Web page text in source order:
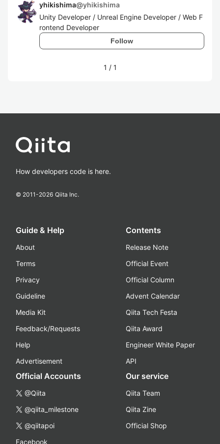
yhikishima@yhikishima
Unity Developer / Unreal Engine Developer / Web F
rontend Developer
Follow
1 / 1
How developers code is here.
© 2011-2026 Qiita Inc.
Guide & Help
About
Terms
Privacy
Guideline
Media Kit
Feedback/Requests
Help
Advertisement
Contents
Release Note
Official Event
Official Column
Advent Calendar
Qiita Tech Festa
Qiita Award
Engineer White Paper
API
Official Accounts
@Qiita
@qiita_milestone
@qiitapoi
Facebook
Our service
Qiita Team
Qiita Zine
Official Shop